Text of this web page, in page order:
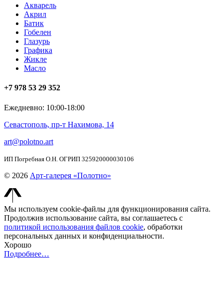
Акварель
Акрил
Батик
Гобелен
Глазурь
Графика
Жикле
Масло
+7 978 53 29 352
Ежедневно: 10:00-18:00
Севастополь, пр-т Нахимова, 14
art@polotno.art
ИП Погребная О.Н. ОГРИП 325920000030106
© 2026 Арт-галерея «Полотно»
Мы используем cookie-файлы для функционирования сайта.
Продолжив использование сайта, вы соглашаетесь с
политикой использования файлов cookie, обработки
персональных данных и конфиденциальности.
Хорошо
Подробнее…